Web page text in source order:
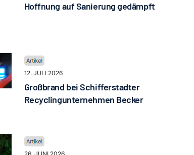
Hoffnung auf Sanierung gedämpft
12. JULI 2026
Großbrand bei Schifferstadter
Recyclingunternehmen Becker